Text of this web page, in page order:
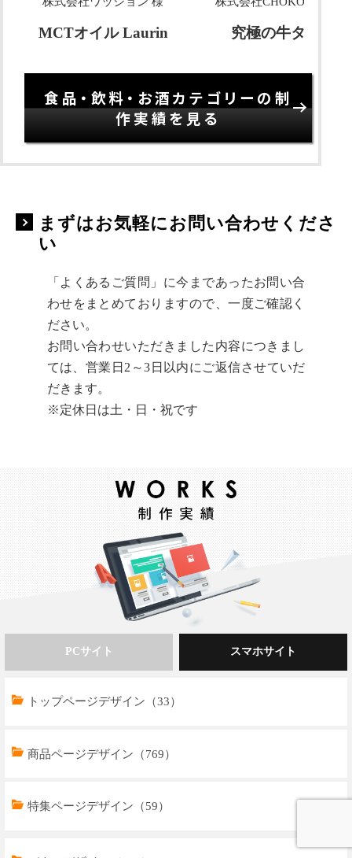
MCTオイル Laurin 究極の牛タン
食品・飲料・お酒カテゴリーの制
作実績を見る
まずはお気軽にお問い合わせくださ
い
「よくあるご質問」に今まであったお問い合
わせをまとめておりますので、一度ご確認く
ださい。
お問い合わせいただきました内容につきまし
ては、営業日2～3日以内にご返信させていだ
だきます。
※定休日は土・日・祝です
PCサイト
トップページデザイン（45）
商品ページデザイン（745）
特集ページデザイン（78）
スマホサイト
トップページデザイン（33）
商品ページデザイン（769）
特集ページデザイン（59）